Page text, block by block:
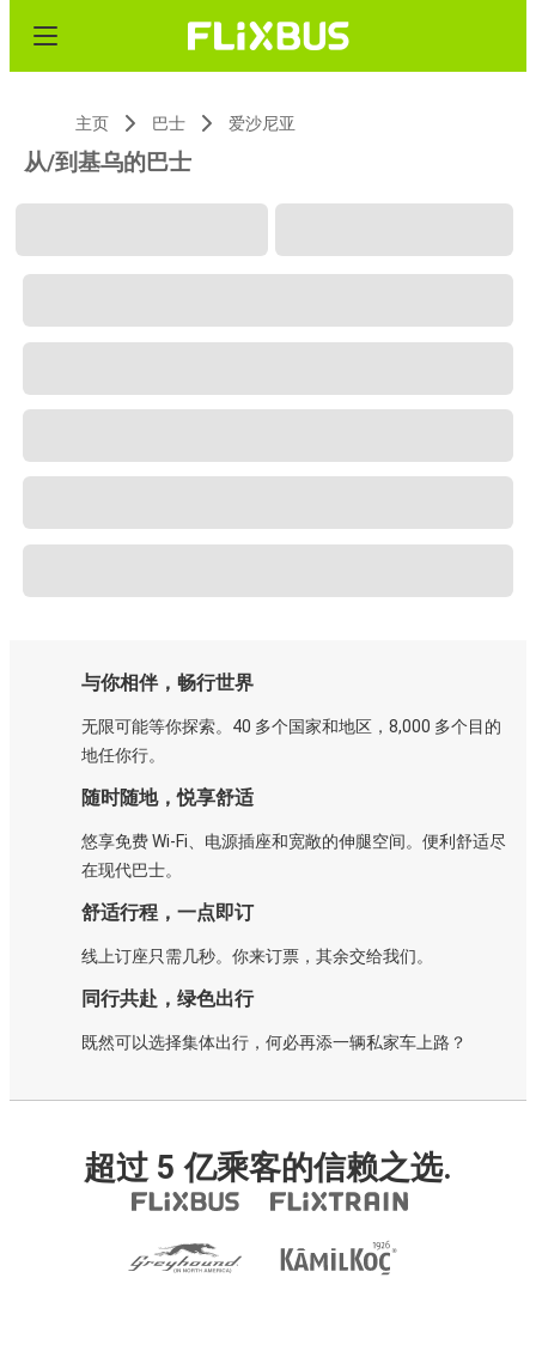
主页 巴士 爱沙尼亚
从/到基乌的巴士
与你相伴，畅行世界
无限可能等你探索。40 多个国家和地区，8,000 多个目的
地任你行。
随时随地，悦享舒适
悠享免费 Wi-Fi、电源插座和宽敞的伸腿空间。便利舒适尽
在现代巴士。
舒适行程，一点即订
线上订座只需几秒。你来订票，其余交给我们。
同行共赴，绿色出行
既然可以选择集体出行，何必再添一辆私家车上路？
超过 5 亿乘客的信赖之选.